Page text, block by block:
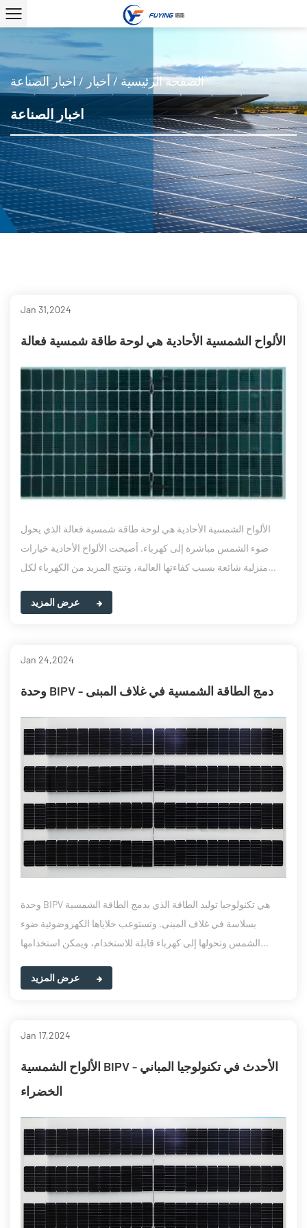
الصفحة الرئيسية / أخبار /اخبار الصناعة
اخبار الصناعة
Jan 31,2024
الألواح الشمسية الأحادية هي لوحة طاقة شمسية فعالة
الألواح الشمسية الأحادية هي لوحة طاقة شمسية فعالة الذي يحول
ضوء الشمس مباشرة إلى كهرباء. أصبحت الألواح الأحادية خيارات
منزلية شائعة بسبب كفاءتها العالية، وتنتج المزيد من الكهرباء لكل...
Jan 24,2024
وحدة BIPV - دمج الطاقة الشمسية في غلاف المبنى
وحدة BIPV هي تكنولوجيا توليد الطاقة الذي يدمج الطاقة الشمسية
بسلاسة في غلاف المبنى. وتستوعب خلاياها الكهروضوئية ضوء
الشمس وتحولها إلى كهرباء قابلة للاستخدام، ويمكن استخدامها...
Jan 17,2024
الألواح الشمسية BIPV - الأحدث في تكنولوجيا المباني
الخضراء